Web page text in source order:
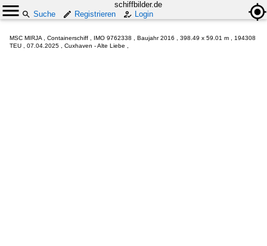
schiffbilder.de
Suche
Registrieren Login
MSC MIRJA , Containerschiff , IMO 9762338 , Baujahr 2016 , 398.49 x 59.01 m , 194308
TEU , 07.04.2025 , Cuxhaven - Alte Liebe ,